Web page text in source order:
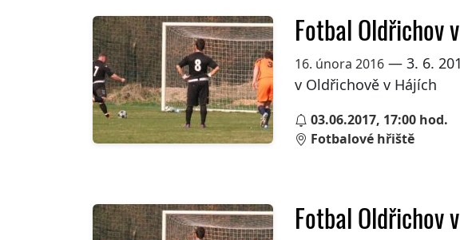
Fotbal Oldřichov
16. února 2016— 3. 6.
v Oldřichově v Hájích
03.06.2017, 17:00 hod.
Fotbalové hřiště
Fotbal Oldřichov